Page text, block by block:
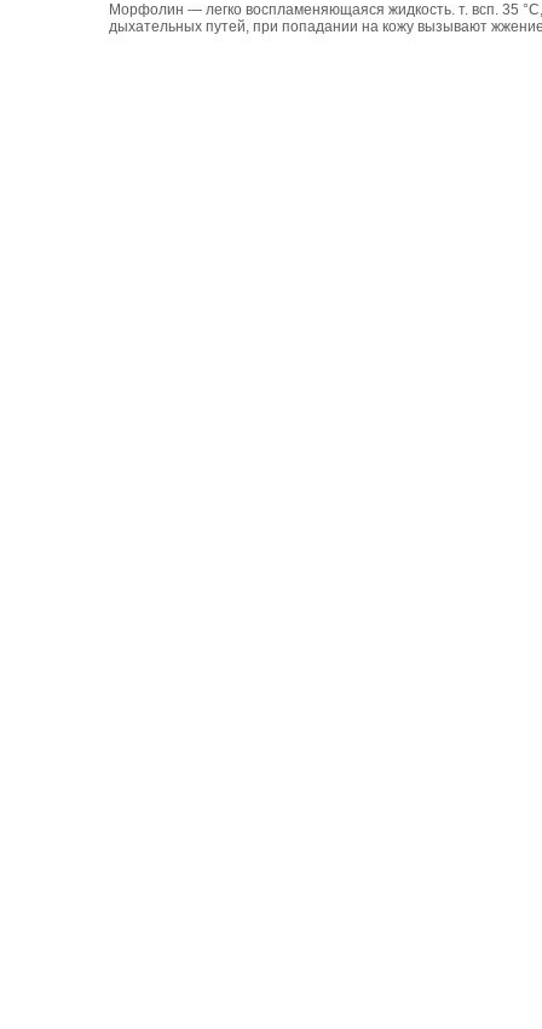
Морфолин — легко воспламеняющаяся жидкость. т. всп. 35
дыхательных путей, при попадании на кожу вызывают